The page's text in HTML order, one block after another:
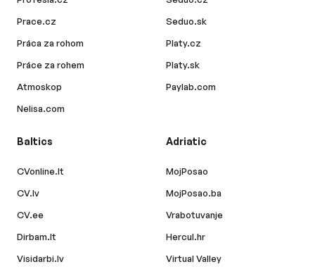
Prace.cz
Práca za rohom
Práce za rohem
Atmoskop
Nelisa.com
Seduo.sk
Platy.cz
Platy.sk
Paylab.com
Baltics
CVonline.lt
CV.lv
CV.ee
Dirbam.lt
Visidarbi.lv
Adriatic
MojPosao
MojPosao.ba
Vrabotuvanje
Hercul.hr
Virtual Valley